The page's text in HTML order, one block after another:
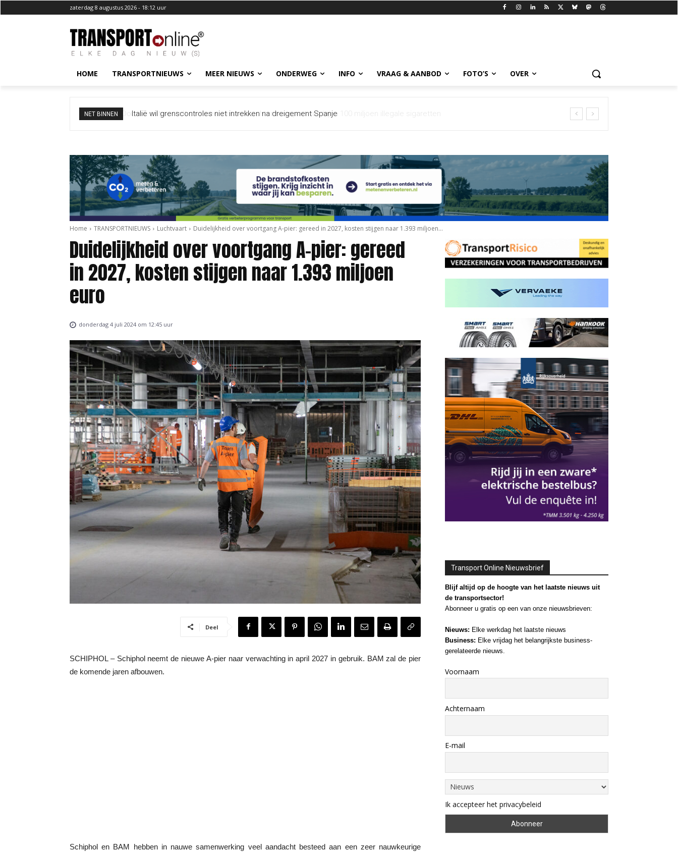
zaterdag 8 augustus 2026 - 18:12 uur
HOME TRANSPORTNIEUWS MEER NIEUWS ONDERWEG INFO VRAAG & AANBOD FOTO’S OVER
NET BINNEN Italië wil grenscontroles niet intrekken na dreigement Spanje
Home TRANSPORTNIEUWS Luchtvaart Duidelijkheid over voortgang A-pier: gereed in 2027, kosten stijgen naar 1.393 miljoen...
Duidelijkheid over voortgang A-pier: gereed
in 2027, kosten stijgen naar 1.393 miljoen
euro
donderdag 4 juli 2024 om 12:45 uur
Deel
SCHIPHOL – Schiphol neemt de nieuwe A-pier naar verwachting in april 2027 in gebruik. BAM zal de pier
de komende jaren afbouwen.
Schiphol en BAM hebben in nauwe samenwerking veel aandacht besteed aan een zeer nauwkeurige
Transport Online Nieuwsbrief
Blijf altijd op de hoogte van het laatste nieuws uit
de transportsector!
Abonneer u gratis op een van onze nieuwsbrieven:
Nieuws: Elke werkdag het laatste nieuws
Business: Elke vrijdag het belangrijkste business-
gerelateerde nieuws.
Voornaam
Achternaam
E-mail
Ik accepteer het privacybeleid